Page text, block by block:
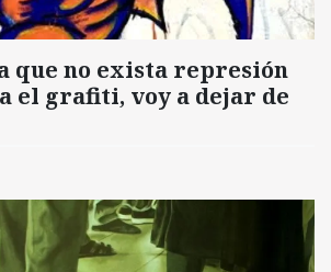
que no exista represión
el grafiti, voy a dejar de